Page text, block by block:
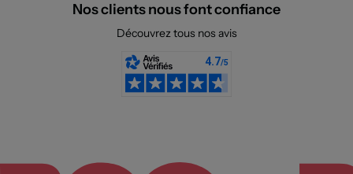
Nos clients nous font confiance
Découvrez tous nos avis